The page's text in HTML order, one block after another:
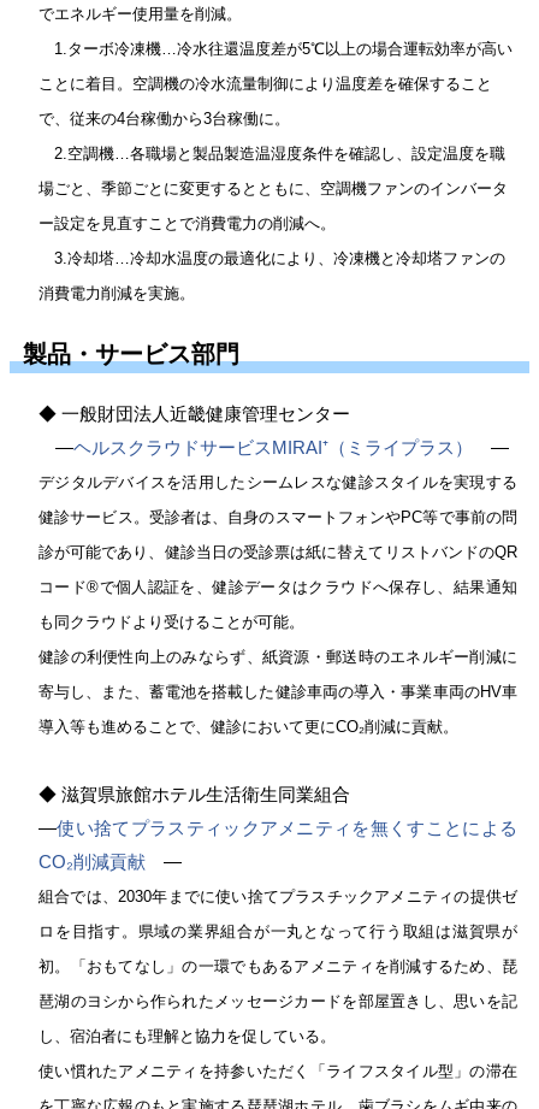
でエネルギー使用量を削減。
1.ターボ冷凍機…冷水往還温度差が5℃以上の場合運転効率が高い
ことに着目。空調機の冷水流量制御により温度差を確保すること
で、従来の4台稼働から3台稼働に。
2.空調機…各職場と製品製造温湿度条件を確認し、設定温度を職
場ごと、季節ごとに変更するとともに、空調機ファンのインバータ
ー設定を見直すことで消費電力の削減へ。
3.冷却塔…冷却水温度の最適化により、冷凍機と冷却塔ファンの
消費電力削減を実施。
製品・サービス部門
◆ 一般財団法人近畿健康管理センター
―ヘルスクラウドサービスMIRAI ⁺ （ ミライプラス） ―
デジタルデバイスを活用したシームレスな健診スタイルを実現する
健診サービス。受診者は、自身のスマートフォンやPC等で事前の問
診が可能であり、健診当日の受診票は紙に替えてリストバンドのQR
コード®で個人認証を、健診データはクラウドへ保存し、結果通知
も同クラウドより受けることが可能。
健診の利便性向上のみならず、紙資源・郵送時のエネルギー削減に
寄与し、また、蓄電池を搭載した健診車両の導入・事業車両のHV車
導入等も進めることで、健診において更にCO₂削減に貢献。
◆ 滋賀県旅館ホテル生活衛生同業組合
―使い捨てプラスティックアメニティを無くすことによる
CO₂削減貢献 ―
組合では、2030年までに使い捨てプラスチックアメニティの提供ゼ
ロを目指す。県域の業界組合が一丸となって行う取組は滋賀県が
初。「おもてなし」の一環でもあるアメニティを削減するため、琵
琶湖のヨシから作られたメッセージカードを部屋置きし、思いを記
し、宿泊者にも理解と協力を促している。
使い慣れたアメニティを持参いただく「ライフスタイル型」の滞在